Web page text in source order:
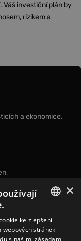
investiční plán by
rizikem a
a ekonomice.
CZECH
×
ke zlepšení
webových stránek
s našimi zásadami